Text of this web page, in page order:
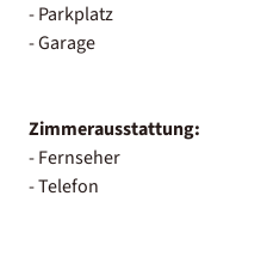
- Parkplatz
- Garage
Zimmerausstattung:
- Fernseher
- Telefon